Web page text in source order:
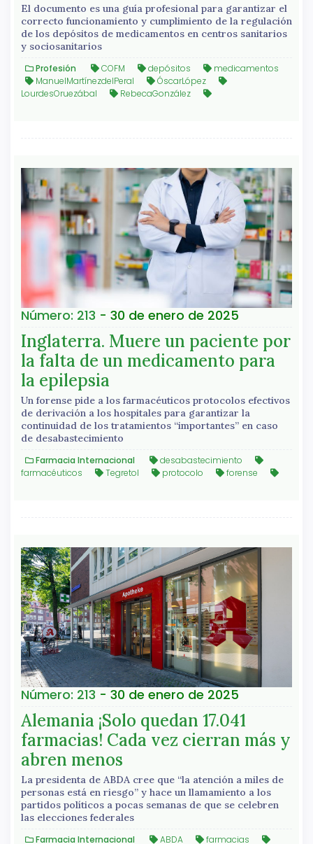
El documento es una guía profesional para garantizar el
correcto funcionamiento y cumplimiento de la regulación
de los depósitos de medicamentos en centros sanitarios
y sociosanitarios
Profesión COFM depósitos
medicamentos
ManuelMartínezdelPeral
ÓscarLópez
LourdesOruezábal
RebecaGonzález
Número: 213 - 30 de enero de 2025
Inglaterra. Muere un paciente por
la falta de un medicamento para
la epilepsia
Un forense pide a los farmacéuticos protocolos efectivos
de derivación a los hospitales para garantizar la
continuidad de los tratamientos “importantes” en caso
de desabastecimiento
Farmacia Internacional
desabastecimiento
farmacéuticos
Tegretol protocolo forense
Número: 213 - 30 de enero de 2025
Alemania ¡Solo quedan 17.041
farmacias! Cada vez cierran más y
abren menos
La presidenta de ABDA cree que “la atención a miles de
personas está en riesgo” y hace un llamamiento a los
partidos políticos a pocas semanas de que se celebren
las elecciones federales
Farmacia Internacional ABDA farmacias